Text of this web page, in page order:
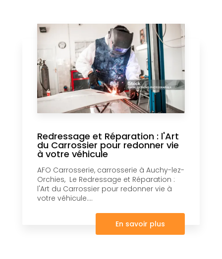
Redressage et Réparation : l'Art
du Carrossier pour redonner vie
à votre véhicule
AFO Carrosserie, carrosserie à Auchy-lez-
Orchies, Le Redressage et Réparation :
l'Art du Carrossier pour redonner vie à
votre véhicule....
En savoir plus